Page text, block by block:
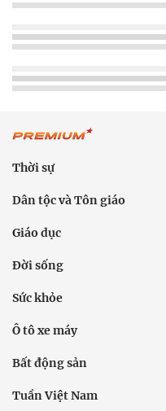
Thời sự
Dân tộc và Tôn giáo
Giáo dục
Đời sống
Sức khỏe
Ô tô xe máy
Bất động sản
Tuần Việt Nam